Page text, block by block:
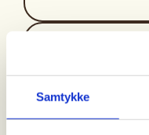
Samtykke
https://